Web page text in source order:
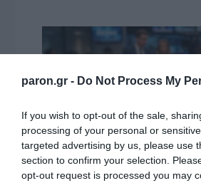
paron.gr - Do Not Process My
If you wish to opt-out of the sale,
processing of your personal or
targeted advertising by us, please use
section to confirm your selection.
opt-out request is processed you may